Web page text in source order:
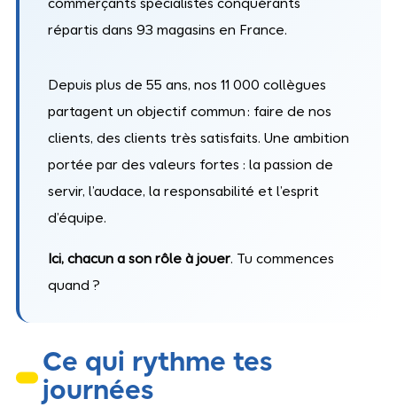
commerçants spécialistes conquérants
répartis dans 93 magasins en France.
Depuis plus de 55 ans, nos 11 000 collègues
partagent un objectif commun : faire de nos
clients, des clients très satisfaits. Une ambition
portée par des valeurs fortes : la passion de
servir, l’audace, la responsabilité et l’esprit
d’équipe.
Ici, chacun a son rôle à jouer. Tu commences
quand ?
Ce qui rythme tes
journées